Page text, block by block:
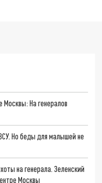
Москвы: На генералов
Но беды для малышей не
на генерала. Зеленский
Москвы